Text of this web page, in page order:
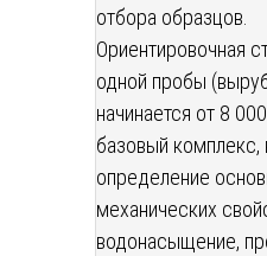
отбора образцов.
Ориентировочная
одной пробы
начинается от 8
базовый
определение
механических
водонасыщение,